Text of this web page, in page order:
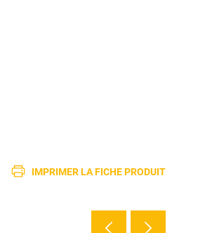
IMPRIMER LA FICHE PRODUIT